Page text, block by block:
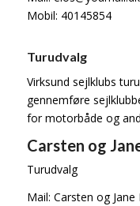
Mobil: 40145854
Turudvalg
Virksund sejlklubs
gennemføre
for motorbåde og
Carsten og
Turudvalg
Mail: Carsten og